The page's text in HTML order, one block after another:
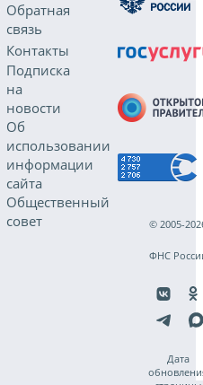
Обратная
связь
Контакты
Подписка
на
новости
Об
использовании
информации
сайта
Общественный
совет
© 2005-
ФНС
Дата